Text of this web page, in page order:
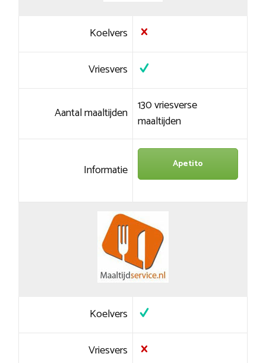
Koelvers
Vriesvers
Aantal maaltijden 130 vriesverse
maaltijden
Informatie Apetito
Koelvers
Vriesvers